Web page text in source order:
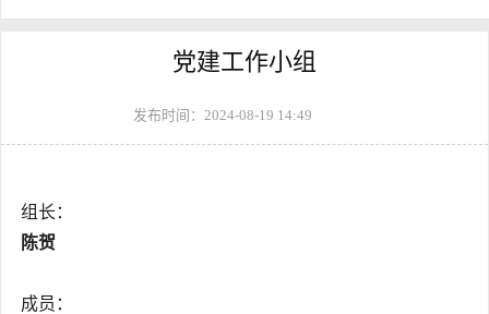
党建工作小组
发布时间：2024-08-19 14:49
组长：
陈贺
成员：